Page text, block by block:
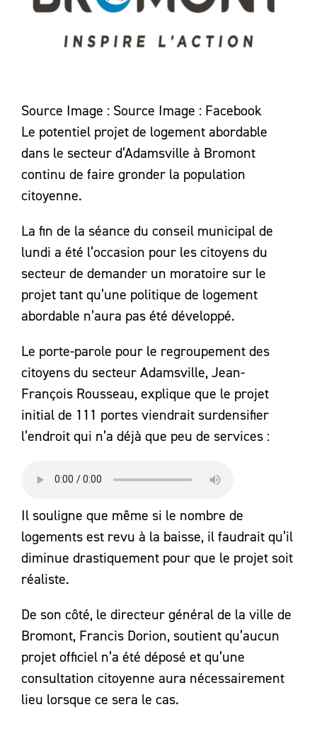
Source Image : Source Image : Facebook
Le potentiel projet de logement abordable
dans le secteur d’Adamsville à Bromont
continu de faire gronder la population
citoyenne.
La fin de la séance du conseil municipal de
lundi a été l’occasion pour les citoyens du
secteur de demander un moratoire sur le
projet tant qu’une politique de logement
abordable n’aura pas été développé.
Le porte-parole pour le regroupement des
citoyens du secteur Adamsville, Jean-
François Rousseau, explique que le projet
initial de 111 portes viendrait surdensifier
l’endroit qui n’a déjà que peu de services :
Il souligne que même si le nombre de
logements est revu à la baisse, il faudrait qu’il
diminue drastiquement pour que le projet soit
réaliste.
De son côté, le directeur général de la ville de
Bromont, Francis Dorion, soutient qu’aucun
projet officiel n’a été déposé et qu’une
consultation citoyenne aura nécessairement
lieu lorsque ce sera le cas.